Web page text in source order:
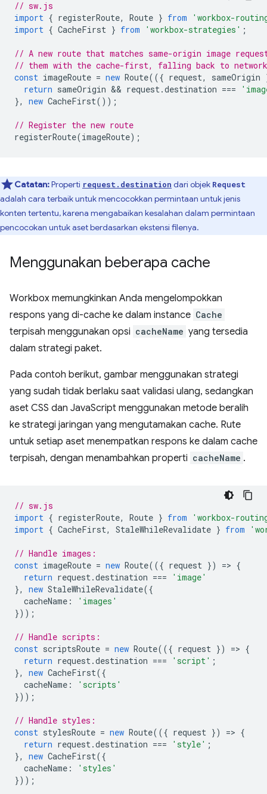
// sw.js
import { registerRoute, Route } from
'workbox-
import { CacheFirst } from 'workbox-strategies' ;
// A new route that matches same-origin image
// them with the cache-first, falling back to
const imageRoute = new Route(({ request, sameOrigin
return sameOrigin && request.destination ===
},
new CacheFirst());
// Register the new route
registerRoute(imageRoute);
Catatan:Properti request.destination dari objek Request
adalah cara terbaik untuk mencocokkan permintaan untuk jenis
konten tertentu, karena mengabaikan kesalahan dalam permintaan
pencocokan untuk aset berdasarkan ekstensi filenya.
Menggunakan beberapa cache
Workbox memungkinkan Anda mengelompokkan
respons yang di-cache ke dalam instance Cache
terpisah menggunakan opsi cacheName yang tersedia
dalam strategi paket.
Pada contoh berikut, gambar menggunakan strategi
yang sudah tidak berlaku saat validasi ulang, sedangkan
aset CSS dan JavaScript menggunakan metode beralih
ke strategi jaringan yang mengutamakan cache. Rute
untuk setiap aset menempatkan respons ke dalam cache
terpisah, dengan menambahkan properti cacheName .
// sw.js
import { registerRoute, Route } from
'workbox-
import { CacheFirst, StaleWhileRevalidate } from
// Handle images:
const imageRoute = new Route(({ request }) => {
return request.destination ===
'image'
},
new StaleWhileRevalidate({
cacheName :
'images'
}));
// Handle scripts:
const scriptsRoute = new Route(({ request }) => {
return request.destination === 'script' ;
},
new CacheFirst({
cacheName :
'scripts'
}));
// Handle styles:
const stylesRoute = new Route(({ request }) => {
return request.destination === 'style' ;
},
new CacheFirst({
cacheName :
'styles'
}));